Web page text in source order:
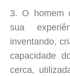
3. O homem
sua
inventando,
capacidade
cerca,